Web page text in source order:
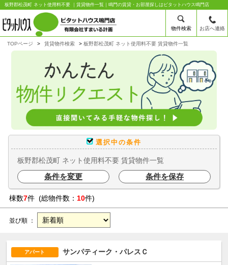
板野郡松茂町 ネット使用料不要 ｜賃貸物件一覧｜鳴門の賃貸・お部屋探しはピタットハウス鳴門店
物件検索 お店へ連絡
TOPページ 賃貸物件検索 板野郡松茂町 ネット使用料不要 賃貸物件一覧
選択中の条件
板野郡松茂町 ネット使用料不要 賃貸物件一覧
条件を変更 条件を保存
棟数7件 (総物件数： 10件)
並び順 ：
アパート サンパティーク・パレスＣ